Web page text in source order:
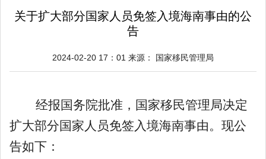
关于扩大部分国家人员免签入境海南事由的公
告
2024-02-20 17：01 来源： 国家移民管理局
经报国务院批准，国家移民管理局决定
扩大部分国家人员免签入境海南事由。现公
告如下：